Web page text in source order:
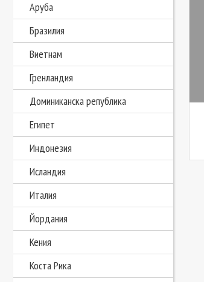
Аруба
Бразилия
Виетнам
Гренландия
Доминиканска република
Египет
Индонезия
Исландия
Италия
Йордания
Кения
Коста Рика